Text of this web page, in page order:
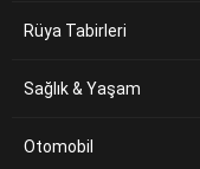
Rüya Tabirleri
Sağlık & Yaşam
Otomobil